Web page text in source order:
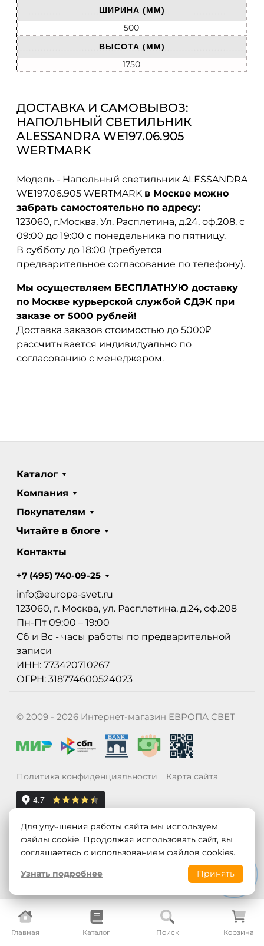
Главная Каталог Поиск Корзина
ШИРИНА (ММ)
500
ВЫСОТА (ММ)
1750
ДОСТАВКА И САМОВЫВОЗ:
НАПОЛЬНЫЙ СВЕТИЛЬНИК
ALESSANDRA WE197.06.905
WERTMARK
Модель - Напольный светильник ALESSANDRA
WE197.06.905 WERTMARK в Москве можно
забрать самостоятельно по адресу:
123060, г.Москва, Ул. Расплетина, д.24, оф.208. с
09:00 до 19:00 с понедельника по пятницу.
В субботу до 18:00 (требуется
предварительное согласование по телефону).
Мы осуществляем БЕСПЛАТНУЮ доставку
по Москве курьерской службой СДЭК при
заказе от 5000 рублей!
Доставка заказов стоимостью до 5000₽
рассчитывается индивидуально по
согласованию с менеджером.
Каталог
Компания
Покупателям
Читайте в блоге
Контакты
+7 (495) 740-09-25
info@europa-svet.ru
123060, г. Москва, ул. Расплетина, д.24, оф.208
Пн-Пт 09:00 – 19:00
Сб и Вс - часы работы по предварительной
записи
ИНН: 773420710267
ОГРН: 318774600524023
© 2009 - 2026 Интернет-магазин ЕВРОПА СВЕТ
Политика конфиденциальности Карта сайта
Для улучшения работы сайта мы используем
файлы cookie. Продолжая использовать сайт, вы
соглашаетесь с использованием файлов cookies.
Узнать подробнее
Принять